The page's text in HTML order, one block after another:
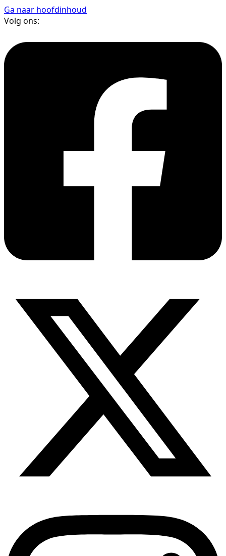
Ga naar hoofdinhoud
Volg ons: